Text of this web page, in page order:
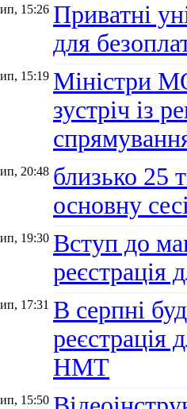
15:26 Приватні
для
15:19 Міністри
зустріч із
20:48 близько 25
основну
19:30 Вступ до
17:31 В серпні
реєстрація
НМТ
15:50